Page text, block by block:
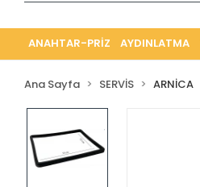
ANAHTAR-PRİZ AYDINLATMA
Ana Sayfa SERVİS ARNİCA